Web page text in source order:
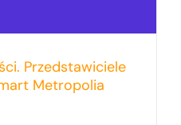
Przedstawiciele
Metropolia